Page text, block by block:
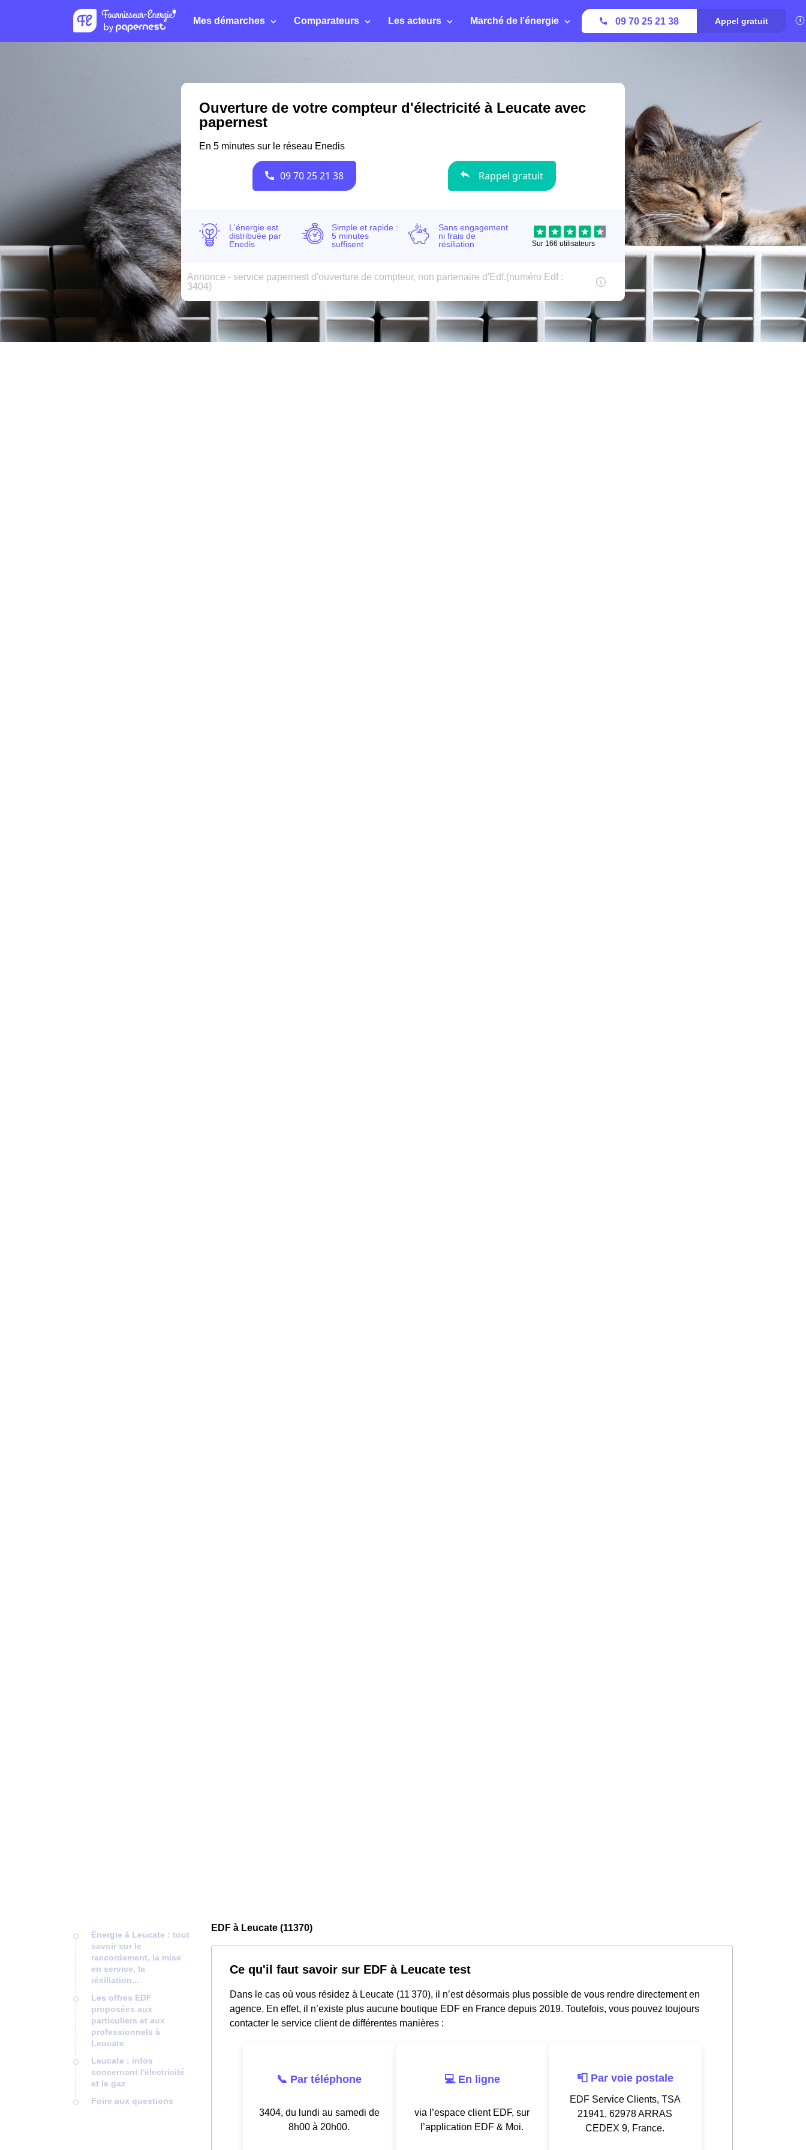
Mes démarches Comparateurs Les acteurs Marché de l'énergie 09 70 25 21 38 Appel gratuit
Énergie à Leucate : tout
savoir sur le
raccordement, la mise
en service, la
résiliation...
Les offres EDF
proposées aux
particuliers et aux
professionnels à
Leucate
Leucate : infos
concernant l'électricité
et le gaz
Foire aux questions
EDF à Leucate (11370)
Ce qu'il faut savoir sur EDF à Leucate test
Dans le cas où vous résidez à Leucate (11 370), il n’est désormais plus possible de vous rendre directement en
agence. En effet, il n’existe plus aucune boutique EDF en France depuis 2019. Toutefois, vous pouvez toujours
contacter le service client de différentes manières :
📞 Par téléphone
3404, du lundi au samedi de
8h00 à 20h00.
💻 En ligne
via l’espace client EDF, sur
l’application EDF & Moi.
📮 Par voie postale
EDF Service Clients, TSA
21941, 62978 ARRAS
CEDEX 9, France.